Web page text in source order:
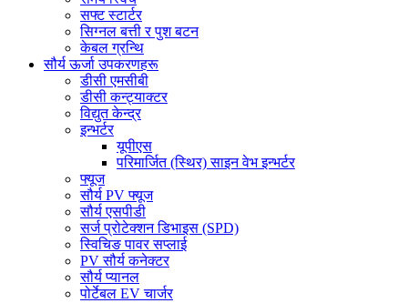
सफ्ट स्टार्टर
सिग्नल बत्ती र पुश बटन
केबल ग्रन्थि
सौर्य ऊर्जा उपकरणहरू
डीसी एमसीबी
डीसी कन्ट्याक्टर
विद्युत केन्द्र
इन्भर्टर
यूपीएस
परिमार्जित (स्थिर) साइन वेभ इन्भर्टर
फ्यूज
सौर्य PV फ्यूज
सौर्य एसपीडी
सर्ज प्रोटेक्शन डिभाइस (SPD)
स्विचिङ पावर सप्लाई
PV सौर्य कनेक्टर
सौर्य प्यानल
पोर्टेबल EV चार्जर